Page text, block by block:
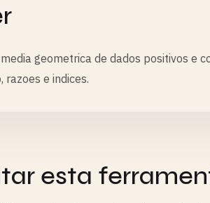
geometrica de dados positivos e
razoes e indices.
esta